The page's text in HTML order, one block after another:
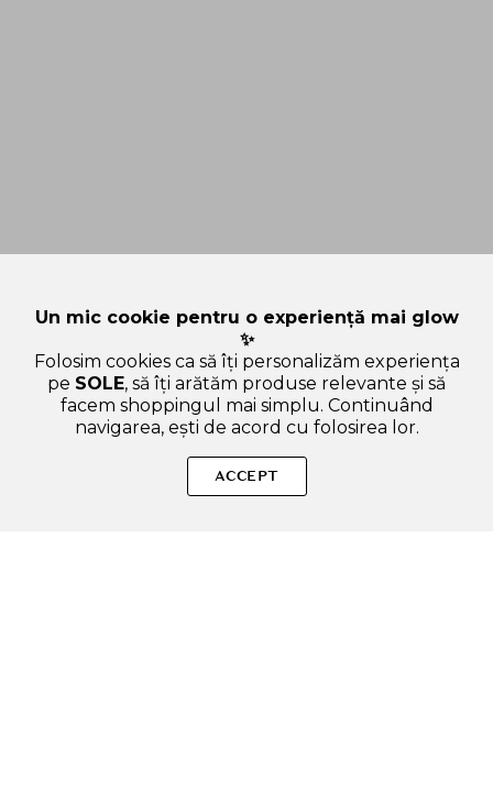
Produse autentice, conforme UE, alese responsabil.
Un mic cookie pentru o experiență mai glow
✨
Folosim cookies ca să îți personalizăm experiența
pe SOLE, să îți arătăm produse relevante și să
facem shoppingul mai simplu. Continuând
navigarea, ești de acord cu folosirea lor.
ACCEPT